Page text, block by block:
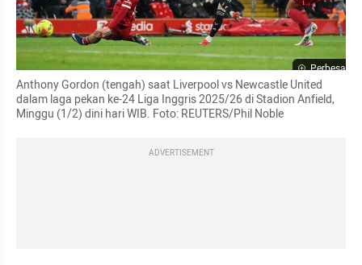
Perbesar
Anthony Gordon (tengah) saat Liverpool vs Newcastle United
dalam laga pekan ke-24 Liga Inggris 2025/26 di Stadion Anfield,
Minggu (1/2) dini hari WIB. Foto: REUTERS/Phil Noble
ADVERTISEMENT